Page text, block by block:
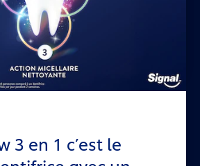
3 en 1 c’est le